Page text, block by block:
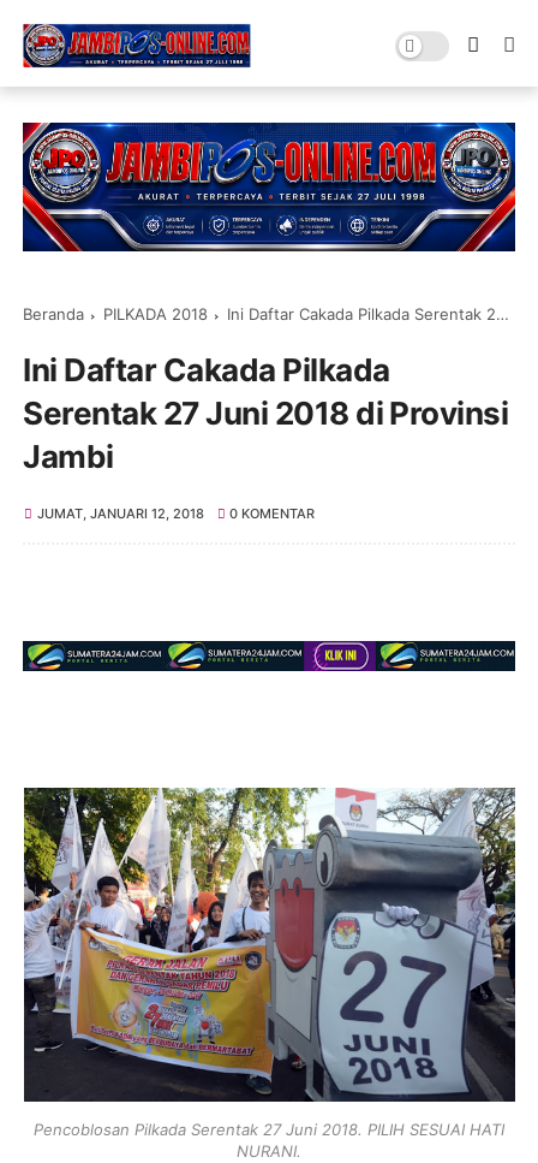
Beranda PILKADA 2018 Ini Daftar Cakada Pilkada Serentak 27 Juni 2018 di Provinsi Jambi
Ini Daftar Cakada Pilkada
Serentak 27 Juni 2018 di Provinsi
Jambi
JUMAT, JANUARI 12, 2018 0 KOMENTAR
Pencoblosan Pilkada Serentak 27 Juni 2018. PILIH SESUAI HATI
NURANI.